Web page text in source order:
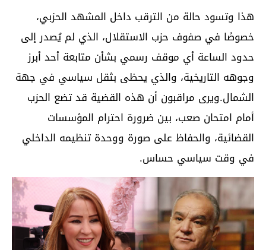
هذا وتسود حالة من الترقب داخل المشهد الحزبي،
خصوصًا في صفوف حزب الاستقلال، الذي لم يُصدر إلى
حدود الساعة أي موقف رسمي بشأن متابعة أحد أبرز
وجوهه التاريخية، والذي يحظى بثقل سياسي في جهة
الشمال.ويرى مراقبون أن هذه القضية قد تضع الحزب
أمام امتحان صعب، بين ضرورة احترام المؤسسات
القضائية، والحفاظ على صورة ووحدة تنظيمه الداخلي
في وقت سياسي حساس.